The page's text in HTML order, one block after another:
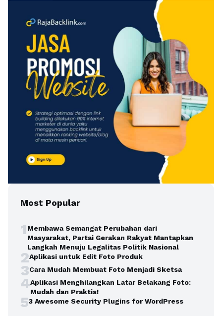
Most Popular
1Membawa Semangat Perubahan dari
Masyarakat, Partai Gerakan Rakyat Mantapkan
Langkah Menuju Legalitas Politik Nasional
2Aplikasi untuk Edit Foto Produk
3Cara Mudah Membuat Foto Menjadi Sketsa
4Aplikasi Menghilangkan Latar Belakang Foto:
Mudah dan Praktis!
53 Awesome Security Plugins for WordPress